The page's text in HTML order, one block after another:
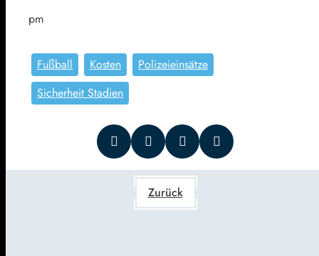
pm
Fußball Kosten
Polizeieinsätze
Sicherheit Stadien
Zurück